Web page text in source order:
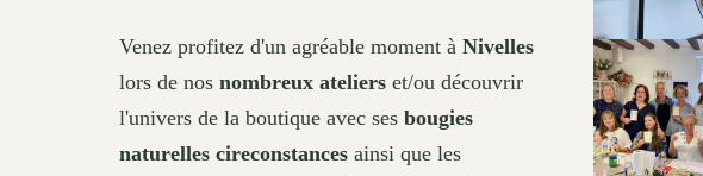
Venez profitez d'un agréable moment à Nivelles
lors de nos nombreux ateliers et/ou découvrir
l'univers de la boutique avec ses bougies
naturelles cireconstances ainsi que les